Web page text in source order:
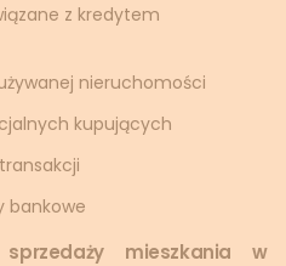
z kredytem
nieruchomości
kupujących
bankowe
sprzedaży mieszkania w